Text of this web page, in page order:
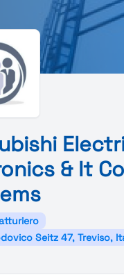
& It
Seitz 47, Treviso,